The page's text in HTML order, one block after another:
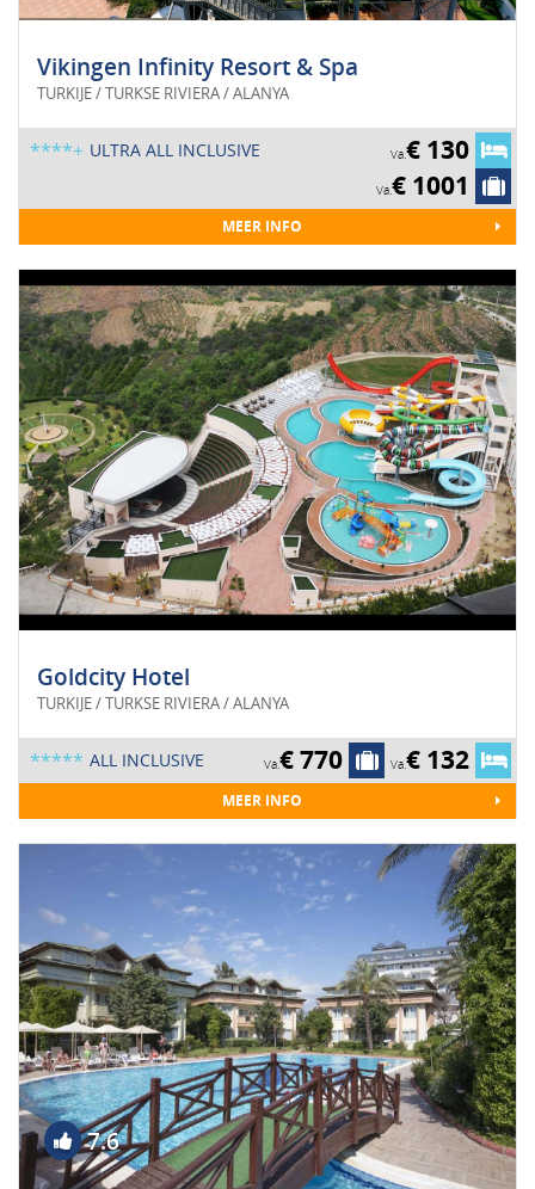
Vikingen Infinity Resort & Spa
TURKIJE / TURKSE RIVIERA / ALANYA
MEER INFO
ULTRA ALL INCLUSIVE
****+ Va.€ 130
Va.€ 1001
Goldcity Hotel
TURKIJE / TURKSE RIVIERA / ALANYA
MEER INFO
ALL INCLUSIVE
***** Va.€ 132
Va.€ 770
7.6